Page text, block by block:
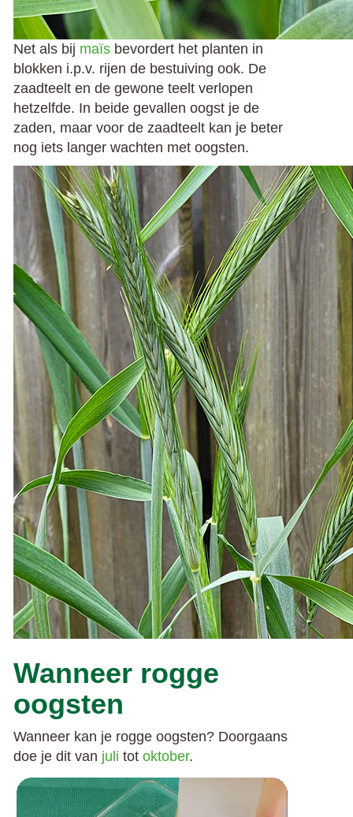
Net als bij maïs bevordert het planten in
blokken i.p.v. rijen de bestuiving ook. De
zaadteelt en de gewone teelt verlopen
hetzelfde. In beide gevallen oogst je de
zaden, maar voor de zaadteelt kan je beter
nog iets langer wachten met oogsten.
Wanneer rogge
oogsten
Wanneer kan je rogge oogsten? Doorgaans
doe je dit van juli tot oktober.